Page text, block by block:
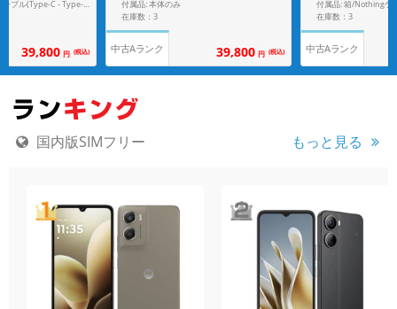
付属品: 箱/Nothingケーブル(Type-C - Type-C)/SIMトレイ取り出しツール/マニュアル
39,800 円 (税込)
付属品: 本体のみ
在庫数：3
中古Aランク 39,800 円 (税込)
在庫数：3
中古Aランク
国内版SIMフリー もっと見る